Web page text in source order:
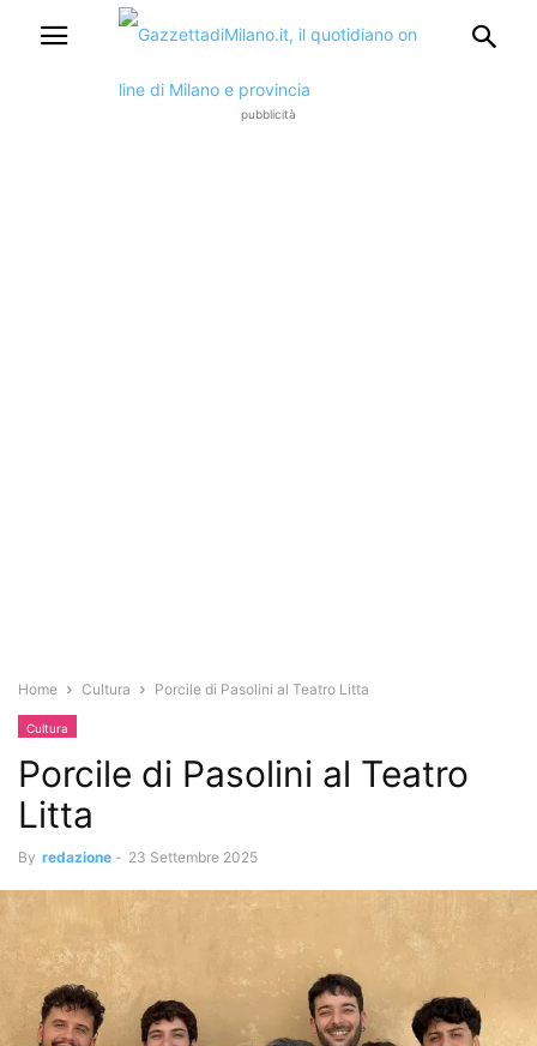
pubblicità
Home Cultura Porcile di Pasolini al Teatro Litta
Cultura
Porcile di Pasolini al Teatro
Litta
By redazione - 23 Settembre 2025